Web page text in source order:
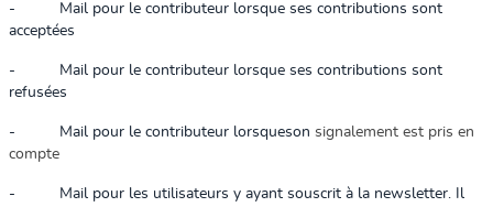
-
Mail pour le contributeur lorsque ses contributions sont
acceptées
-
Mail pour le contributeur lorsque ses contributions sont
refusées
- Mail pour le contributeur lorsqueson signalement est pris en
compte
-
Mail pour les utilisateurs y ayant souscrit à la newsletter. Il